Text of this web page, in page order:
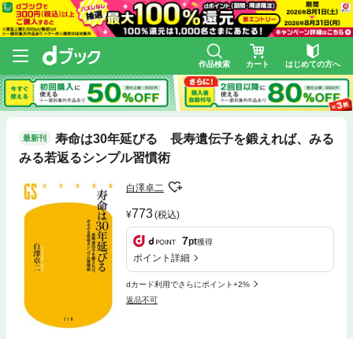
作品検索 カート はじめての方へ
最新刊
寿命は30年延びる 長寿遺伝子を鍛えれば、みる
みる若返るシンプル習慣術
白澤卓二
773(税込)
7pt獲得
ポイント詳細
dカード利用でさらにポイント+2%
返品不可